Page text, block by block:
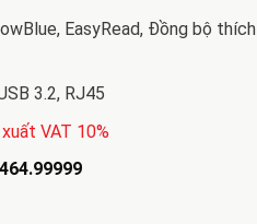
EasyRead, Đồng bộ thích
3.2, RJ45
VAT 10%